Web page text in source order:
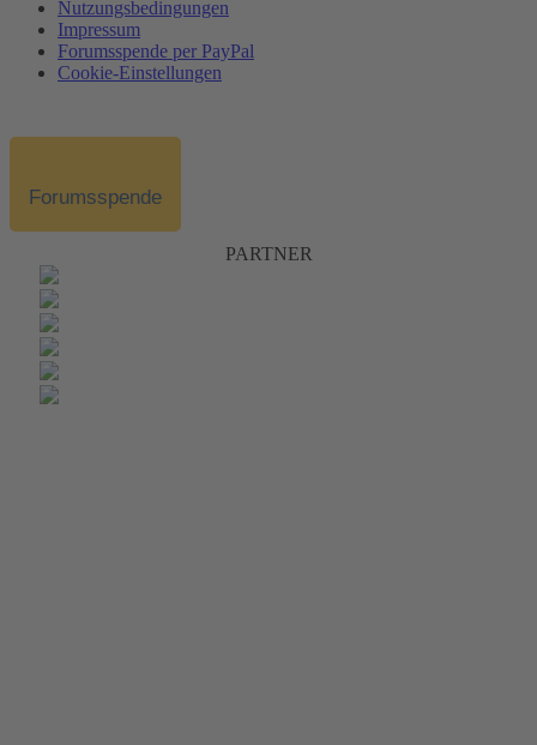
Nutzungsbedingungen
Impressum
Forumsspende per PayPal
Cookie-Einstellungen
Forumsspende
PARTNER